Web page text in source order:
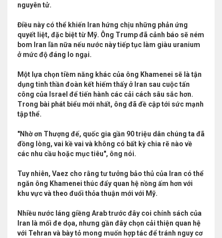
nguyên tử.
Điều này có thể khiến Iran hứng chịu những phản ứng
quyết liệt, đặc biệt từ Mỹ. Ông Trump đã cảnh báo sẽ ném
bom Iran lần nữa nếu nước này tiếp tục làm giàu uranium
ở mức độ đáng lo ngại.
Một lựa chọn tiềm năng khác của ông Khamenei sẽ là tận
dụng tinh thần đoàn kết hiếm thấy ở Iran sau cuộc tấn
công của Israel để tiến hành các cải cách sâu sắc hơn.
Trong bài phát biểu mới nhất, ông đã đề cập tới sức mạnh
tập thể.
"Nhờ ơn Thượng đế, quốc gia gần 90 triệu dân chúng ta đã
đồng lòng, vai kề vai và không có bất kỳ chia rẽ nào về
các nhu cầu hoặc mục tiêu", ông nói.
Tuy nhiên, Vaez cho rằng tư tưởng bảo thủ của Iran có thể
ngăn ông Khamenei thúc đẩy quan hệ nồng ấm hơn với
khu vực và theo đuổi thỏa thuận mới với Mỹ.
Nhiều nước láng giềng Arab trước đây coi chính sách của
Iran là mối đe dọa, nhưng gần đây chọn cải thiện quan hệ
với Tehran và bày tỏ mong muốn hợp tác để tránh nguy cơ